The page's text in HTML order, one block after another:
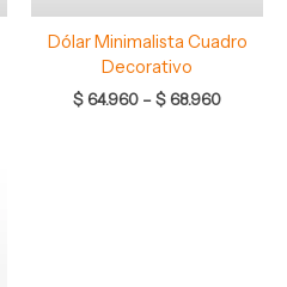
Dólar Minimalista Cuadro
Decorativo
$ 64.960 –$ 68.960